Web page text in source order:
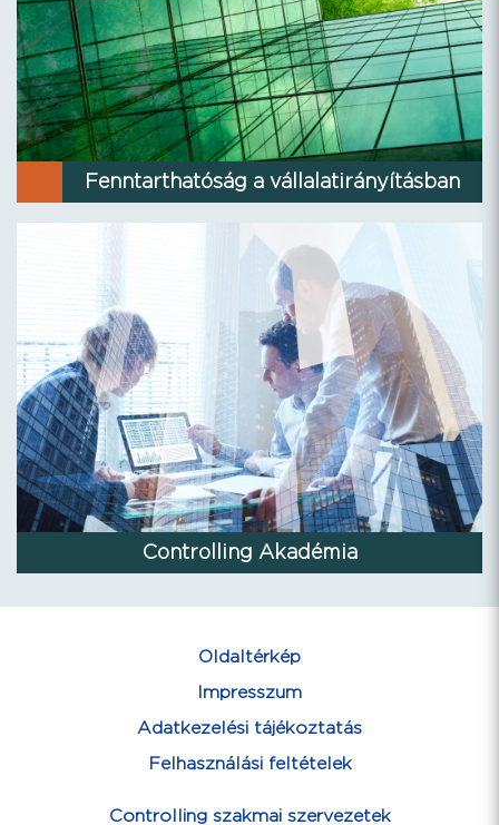
Fenntarthatóság a vállalatirányításban
Controlling Akadémia
Oldaltérkép
Impresszum
Adatkezelési tájékoztatás
Felhasználási feltételek
Controlling szakmai szervezetek